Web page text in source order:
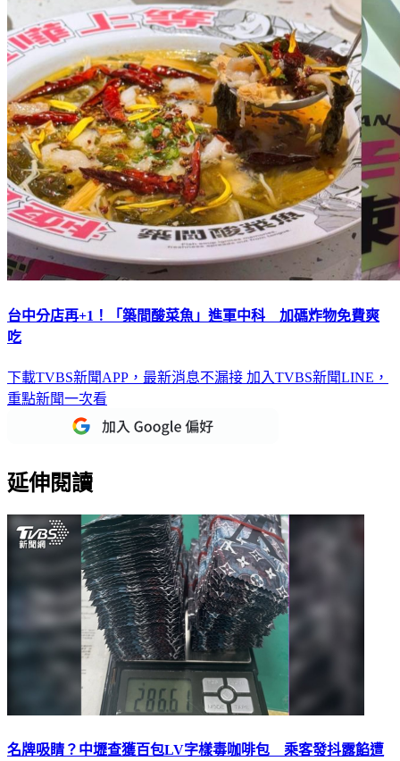
台中分店再+1！「築間酸菜魚」進軍中科 加碼炸物免費爽
吃
下載TVBS新聞APP，最新消息不漏接 加入TVBS新聞LINE，
重點新聞一次看
延伸閱讀
名牌吸睛？中壢查獲百包LV字樣毒咖啡包 乘客發抖露餡遭